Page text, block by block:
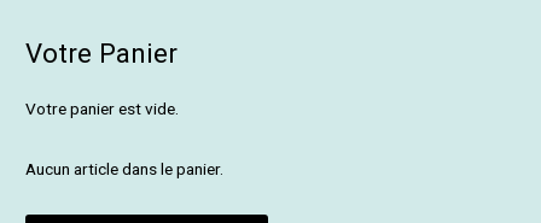
Votre Panier
Votre panier est vide.
Aucun article dans le panier.